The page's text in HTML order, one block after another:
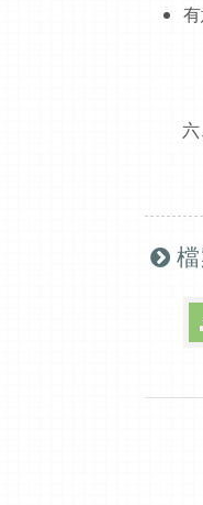
院
六